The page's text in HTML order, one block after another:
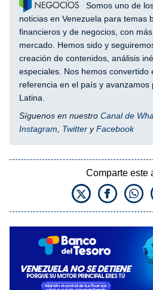
Somos uno de
noticias en Venezuela para temas
financieros y de negocios, con
mercado. Hemos sido y
creación de contenidos, análisis
especiales. Nos hemos convertido
referencia en el país y avanzamos
Latina.
Síguenos en nuestro Canal de
Instagram, Twitter yFacebook
Comparte este